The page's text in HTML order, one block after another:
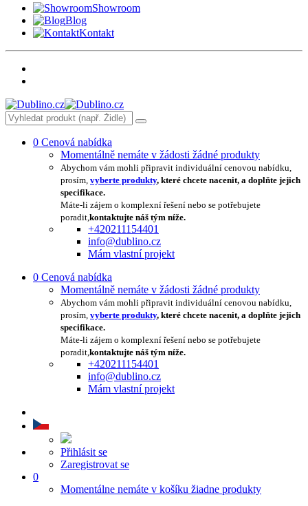
Showroom
Blog
Kontakt
0 Cenová nabídka
Momentálně nemáte v žádosti žádné produkty
Abychom vám mohli připravit individuální cenovou nabídku,
prosím, vyberte produkty, které chcete nacenit, a doplňte jejich
specifikace.
Máte-li zájem o komplexní řešení nebo se potřebujete
poradit,kontaktujte náš tým níže.
+420211154401
info@dublino.cz
Mám vlastní projekt
0 Cenová nabídka
Momentálně nemáte v žádosti žádné produkty
Abychom vám mohli připravit individuální cenovou nabídku,
prosím, vyberte produkty, které chcete nacenit, a doplňte jejich
specifikace.
Máte-li zájem o komplexní řešení nebo se potřebujete
poradit,kontaktujte náš tým níže.
+420211154401
info@dublino.cz
Mám vlastní projekt
Přihlásit se
Zaregistrovat se
0
Momentálne nemáte v košíku žiadne produkty